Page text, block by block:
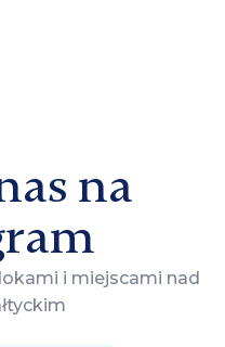
na
i miejscami nad